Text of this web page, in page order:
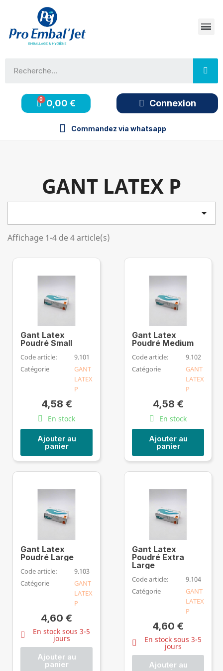
0,00 € Connexion
Commandez via whatsapp
GANT LATEX P

Affichage 1-4 de 4 article(s)
Gant Latex
Poudré Small
Code article:
9.101
Catégorie
GANT
LATEX
P
4,58 €
En stock
Ajouter au
panier
Gant Latex
Poudré Medium
Code article:
9.102
Catégorie
GANT
LATEX
P
4,58 €
En stock
Ajouter au
panier
Gant Latex
Poudré Large
Code article:
9.103
Catégorie
GANT
LATEX
P
4,60 €
En stock sous 3-5
jours
Ajouter au
panier
Gant Latex
Poudré Extra
Large
Code article:
9.104
Catégorie
GANT
LATEX
P
4,60 €
En stock sous 3-5
jours
Ajouter au